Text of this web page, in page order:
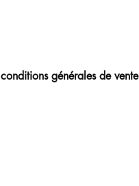
conditions générales de vente